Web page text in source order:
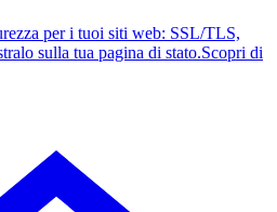
per i tuoi siti web: SSL/TLS,
sulla tua pagina di stato.Scopri di